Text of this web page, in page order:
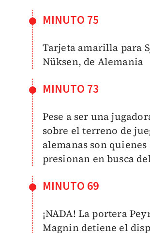
MINUTO 75
Tarjeta amarilla para
Nüksen, de Alemania
MINUTO 73
Pese a ser una
sobre el terreno de
alemanas son quienes
presionan en busca
MINUTO 69
¡NADA! La portera
Magnin detiene el